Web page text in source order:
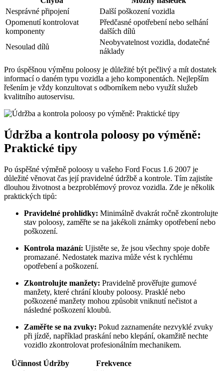
Nesprávné připojení
Další poškození vozidla
Opomenutí kontrolovat
komponenty
Předčasné opotřebení nebo selhání
dalších dílů
Nesoulad dílů
Neobyvatelnost vozidla, dodatečné
náklady
Pro úspěšnou výměnu poloosy je důležité být pečlivý a mít dostatek
informací o daném typu vozidla a jeho komponentách. Nejlepším
řešením je vždy konzultovat s odborníkem nebo využít služeb
kvalitního autoservisu.
Údržba a kontrola poloosy po výměně:
Praktické tipy
Po úspěšné výměně poloosy u vašeho Ford Focus 1.6 2007 je
důležité věnovat čas její pravidelné údržbě a kontrole. Tím zajistíte
dlouhou životnost a bezproblémový provoz vozidla. Zde je několik
praktických tipů:
Pravidelné prohlídky: Minimálně dvakrát ročně zkontrolujte
stav poloosy, zaměřte se na jakékoli známky opotřebení nebo
poškození.
Kontrola mazání: Ujistěte se, že jsou všechny spoje dobře
promazané. Nedostatek maziva může vést k rychlému
opotřebení a poškození.
Zkontrolujte manžety: Pravidelně prověřujte gumové
manžety, které chrání klouby poloosy. Prasklé nebo
poškozené manžety mohou způsobit vniknutí nečistot a
následné poškození kloubů.
Zaměřte se na zvuky: Pokud zaznamenáte nezvyklé zvuky
při jízdě, například praskání nebo klepání, okamžitě nechte
vozidlo zkontrolovat profesionálním mechanikem.
Účinnost Údržby
Frekvence